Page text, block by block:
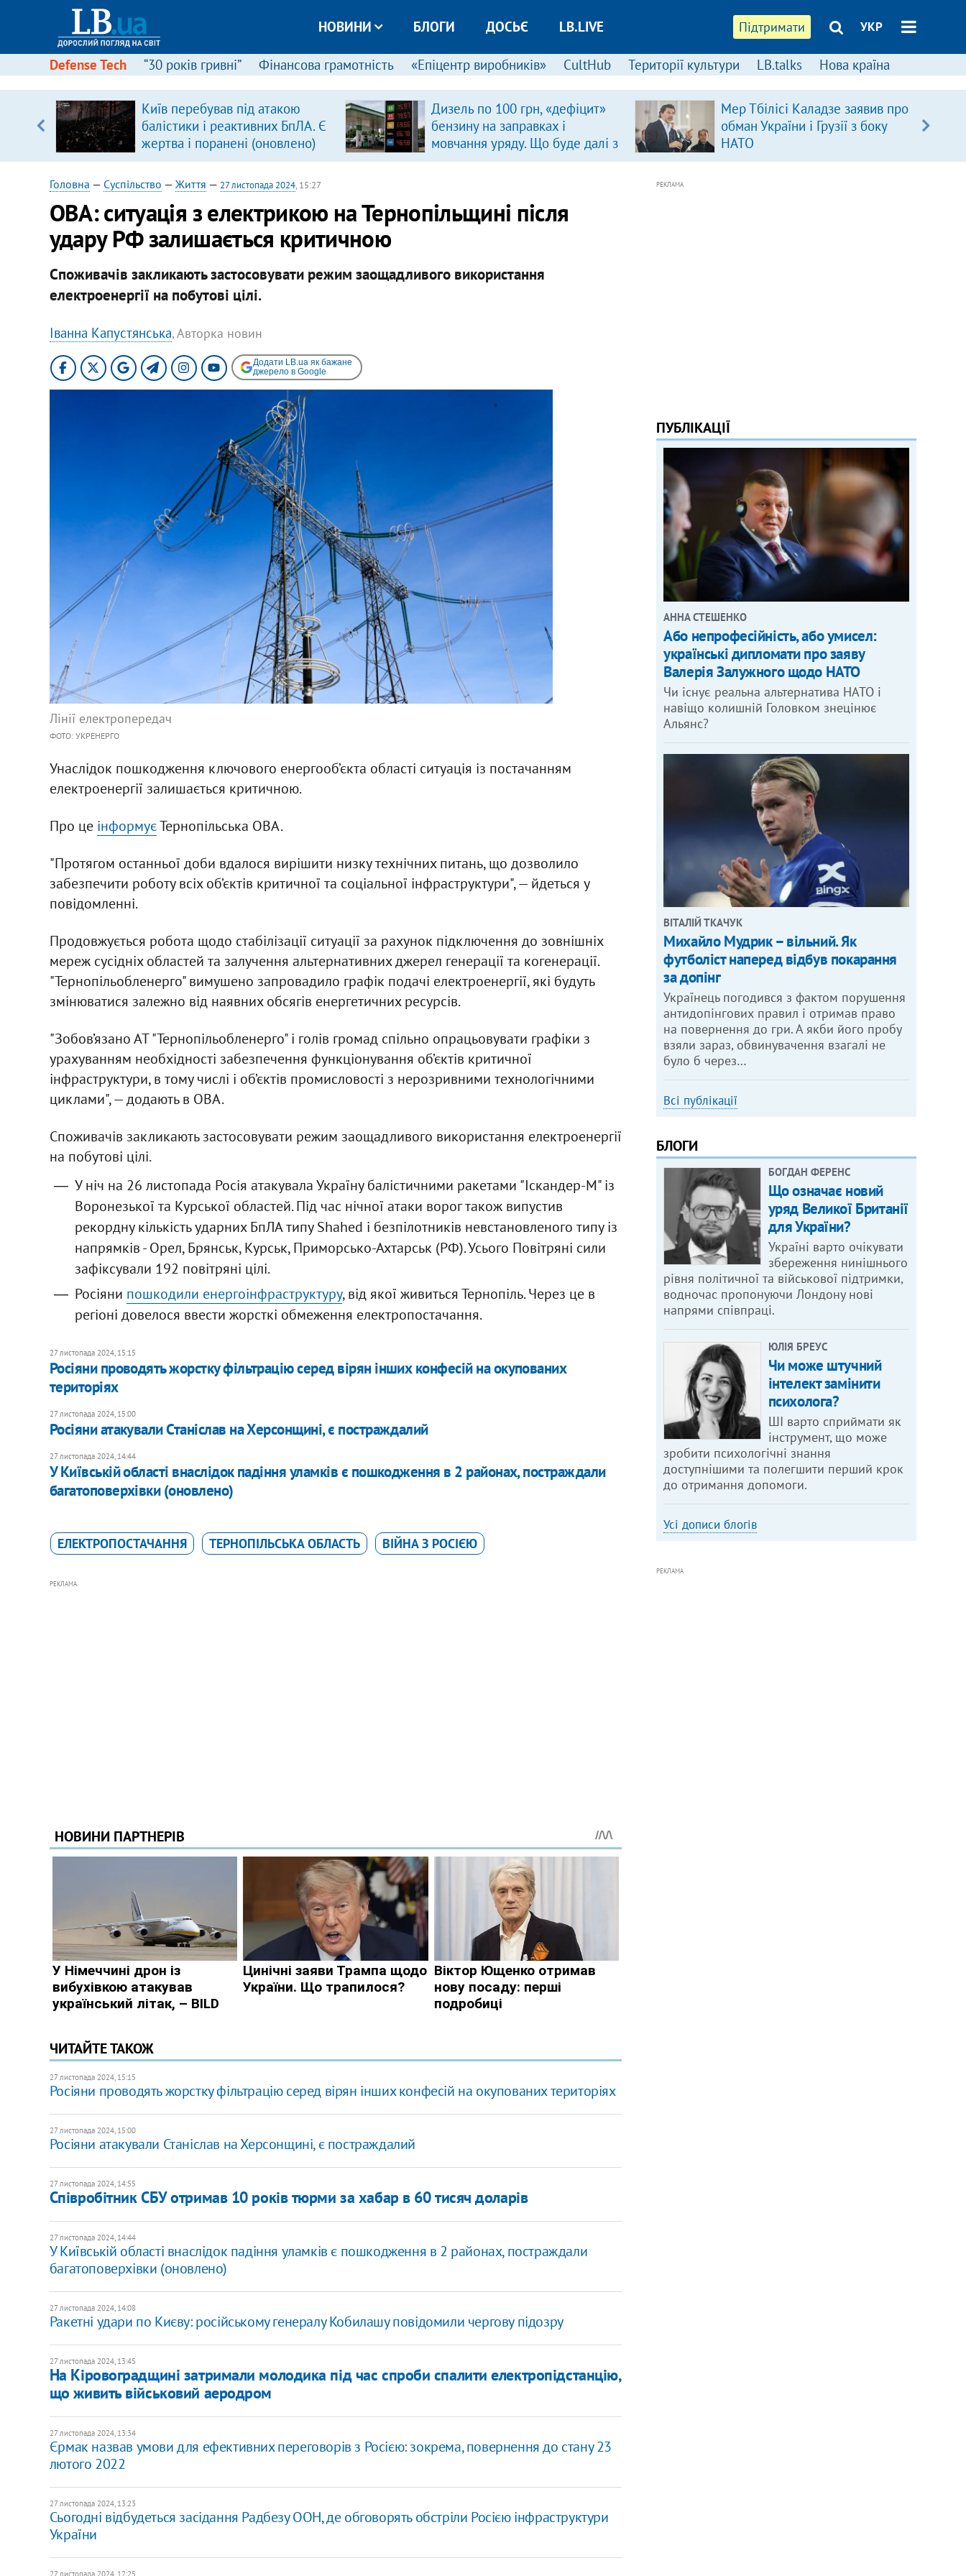
Підтримати УКР
НОВИНИ БЛОГИ ДОСЬЄ LB.LIVE
Defense Tech “30 років гривні” Фінансова грамотність «Епіцентр виробників» CultHub Території культури LB.talks Нова країна
Київ перебував під атакою
балістики і реактивних БпЛА. Є
жертва і поранені (оновлено)
Дизель по 100 грн, «дефіцит»
бензину на заправках і
мовчання уряду. Що буде далі з
цінами на пальне?
Мер Тбілісі Каладзе заявив про
обман України і Грузії з боку
НАТО
Головна — Суспільство — Життя — 27 листопада 2024, 15:27
ОВА: ситуація з електрикою на Тернопільщині після
удару РФ залишається критичною
Споживачів закликають застосовувати режим заощадливого використання
електроенергії на побутові цілі.
Іванна Капустянська, Авторка новин
Додати LB.ua як бажане
джерело в Google
Лінії електропередач
ФОТО: УКРЕНЕРГО
Унаслідок пошкодження ключового енергооб’єкта області ситуація із постачанням
електроенергії залишається критичною.
Про це інформуєТернопільська ОВА.
"Протягом останньої доби вдалося вирішити низку технічних питань, що дозволило
забезпечити роботу всіх об’єктів критичної та соціальної інфраструктури", — йдеться у
повідомленні.
Продовжується робота щодо стабілізації ситуації за рахунок підключення до зовнішніх
мереж сусідніх областей та залучення альтернативних джерел генерації та когенерації.
"Тернопільобленерго" вимушено запровадило графік подачі електроенергії, які будуть
змінюватися залежно від наявних обсягів енергетичних ресурсів.
"Зобов’язано АТ "Тернопільобленерго" і голів громад спільно опрацьовувати графіки з
урахуванням необхідності забезпечення функціонування об’єктів критичної
інфраструктури, в тому числі і об’єктів промисловості з нерозривними технологічними
циклами", — додають в ОВА.
Споживачів закликають застосовувати режим заощадливого використання електроенергії
на побутові цілі.
У ніч на 26 листопада Росія атакувала Україну балістичними ракетами "Іскандер-М" із
Воронезької та Курської областей. Під час нічної атаки ворог також випустив
рекордну кількість ударних БпЛА типу Shahed і безпілотників невстановленого типу із
напрямків - Орел, Брянськ, Курськ, Приморсько-Ахтарськ (РФ). Усього Повітряні сили
зафіксували 192 повітряні цілі.
Росіяни пошкодили енергоінфраструктуру, від якої живиться Тернопіль. Через це в
регіоні довелося ввести жорсткі обмеження електропостачання.
27 листопада 2024, 15:15
Росіяни проводять жорстку фільтрацію серед вірян інших конфесій на окупованих
територіях
27 листопада 2024, 15:00
Росіяни атакували Станіслав на Херсонщині, є постраждалий
27 листопада 2024, 14:44
У Київській області внаслідок падіння уламків є пошкодження в 2 районах, постраждали
багатоповерхівки (оновлено)
ЕЛЕКТРОПОСТАЧАННЯ ТЕРНОПІЛЬСЬКА ОБЛАСТЬ ВІЙНА З РОСІЄЮ
РЕКЛАМА
ЧИТАЙТЕ ТАКОЖ
27 листопада 2024, 15:15
Росіяни проводять жорстку фільтрацію серед вірян інших конфесій на окупованих територіях
27 листопада 2024, 15:00
Росіяни атакували Станіслав на Херсонщині, є постраждалий
27 листопада 2024, 14:55
Співробітник СБУ отримав 10 років тюрми за хабар в 60 тисяч доларів
27 листопада 2024, 14:44
У Київській області внаслідок падіння уламків є пошкодження в 2 районах, постраждали
багатоповерхівки (оновлено)
27 листопада 2024, 14:08
Ракетні удари по Києву: російському генералу Кобилашу повідомили чергову підозру
27 листопада 2024, 13:45
На Кіровоградщині затримали молодика під час спроби спалити електропідстанцію,
що живить військовий аеродром
27 листопада 2024, 13:34
Єрмак назвав умови для ефективних переговорів з Росією: зокрема, повернення до стану 23
лютого 2022
27 листопада 2024, 13:23
Сьогодні відбудеться засідання Радбезу ООН, де обговорять обстріли Росією інфраструктури
України
РЕКЛАМА
ПУБЛІКАЦІЇ
АННА СТЕШЕНКО
Або непрофесійність, або умисел:
українські дипломати про заяву
Валерія Залужного щодо НАТО
Чи існує реальна альтернатива НАТО і
навіщо колишній Головком знецінює
Альянс?
ВІТАЛІЙ ТКАЧУК
Михайло Мудрик – вільний. Як
футболіст наперед відбув покарання
за допінг
Українець погодився з фактом порушення
антидопінгових правил і отримав право
на повернення до гри. А якби його пробу
взяли зараз, обвинувачення взагалі не
було б через…
Всі публікації
БЛОГИ
БОГДАН ФЕРЕНС
Що означає новий
уряд Великої Британії
для України?
Україні варто очікувати
збереження нинішнього
рівня політичної та військової підтримки,
водночас пропонуючи Лондону нові
напрями співпраці.
ЮЛІЯ БРЕУС
Чи може штучний
інтелект замінити
психолога?
ШІ варто сприймати як
інструмент, що може
зробити психологічні знання
доступнішими та полегшити перший крок
до отримання допомоги.
Усі дописи блогів
РЕКЛАМА